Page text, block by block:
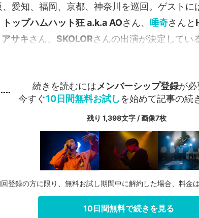
愛知、福岡、京都、神奈川を巡回。ゲストに
トップハムハット狂 a.k.a AOさん、 唾奇さんと
アサキさん、 SKOLORさんの出演が決定してい
続きを読むにはメンバーシップ登録が必
今すぐ10日間無料お試しを始めて記事の続
残り 1,398文字 / 画像7枚
登録の方に限り、無料お試し期間中に解約した場合、料金
10日間無料で続きを見る